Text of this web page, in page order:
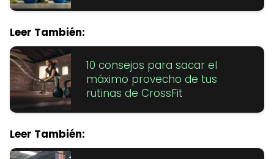
Leer También:
10 consejos para sacar el
máximo provecho de tus
rutinas de CrossFit
Leer También: